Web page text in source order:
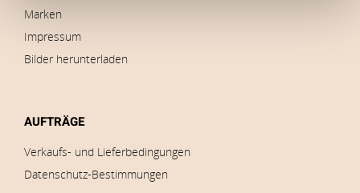
Marken
Impressum
Bilder herunterladen
AUFTRÄGE
Verkaufs- und Lieferbedingungen
Datenschutz-Bestimmungen